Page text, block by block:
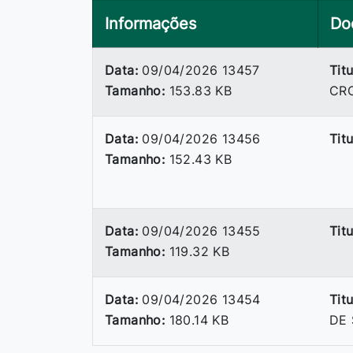
Informações
Data: 09/04/2026 13457
Tamanho: 153.83 KB
Data: 09/04/2026 13456
Tamanho: 152.43 KB
Data: 09/04/2026 13455
Tamanho: 119.32 KB
Data: 09/04/2026 13454
Tamanho: 180.14 KB
DE